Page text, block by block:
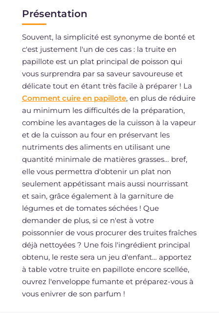
Présentation
Souvent, la simplicité est synonyme de bonté et
c'est justement l'un de ces cas : la truite en
papillote est un plat principal de poisson qui
vous surprendra par sa saveur savoureuse et
délicate tout en étant très facile à préparer ! La
Comment cuire en papillote, en plus de réduire
au minimum les difficultés de la préparation,
combine les avantages de la cuisson à la vapeur
et de la cuisson au four en préservant les
nutriments des aliments en utilisant une
quantité minimale de matières grasses… bref,
elle vous permettra d'obtenir un plat non
seulement appétissant mais aussi nourrissant
et sain, grâce également à la garniture de
légumes et de tomates séchées ! Que
demander de plus, si ce n'est à votre
poissonnier de vous procurer des truites fraîches
déjà nettoyées ? Une fois l'ingrédient principal
obtenu, le reste sera un jeu d'enfant… apportez
à table votre truite en papillote encore scellée,
ouvrez l'enveloppe fumante et préparez-vous à
vous enivrer de son parfum !